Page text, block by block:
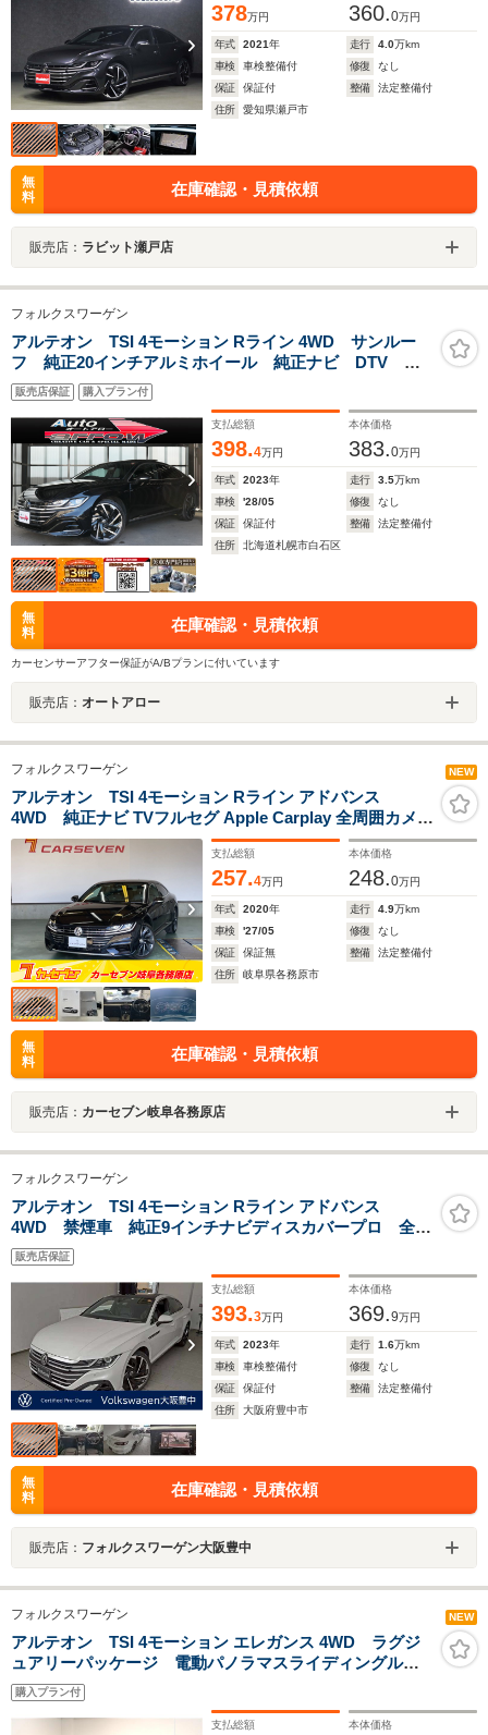
378万円 360.0万円
年式 2021年 走行 4.0万km
車検
車検整備付 修復
なし
保証
保証付 整備
法定整備付
住所
愛知県瀬戸市
無
料
在庫確認・見積依頼
販売店： ラビット瀬戸店
フォルクスワーゲン
アルテオン TSI 4モーション Rライン 4WD サンルー
フ 純正20インチアルミホイール 純正ナビ DTV
Bluetooth アップルカープレイ 全方位カメラ 純正前
後ドライブレコーダー ワイヤレス充電 ETC2.0 シート
ヒーター クルーズコントロール
販売店保証 購入プラン付
支払総額
398.4万円
本体価格
383.0万円
年式 2023年 走行 3.5万km
車検
'28/05 修復
なし
保証
保証付 整備
法定整備付
住所
北海道札幌市白石区
無
料
在庫確認・見積依頼
カーセンサーアフター保証がA/Bプランに付いています
販売店： オートアロー
フォルクスワーゲン NEW
アルテオン TSI 4モーション Rライン アドバンス
4WD 純正ナビ TVフルセグ Apple Carplay 全周囲カメラ
ブラインドスポットモニター ACC シートヒーター ディ
ナウディオスピーカー 純正20インチAW ETC2.0
支払総額
257.4万円
本体価格
248.0万円
年式 2020年 走行 4.9万km
車検
'27/05 修復
なし
保証
保証無 整備
法定整備付
住所
岐阜県各務原市
無
料
在庫確認・見積依頼
販売店： カーセブン岐阜各務原店
フォルクスワーゲン
アルテオン TSI 4モーション Rライン アドバンス
4WD 禁煙車 純正9インチナビディスカバープロ 全方
位カメラ アダブティブクルーズコントロール 黒本革
シート シートヒーター フロントアシスト トラベル
アシスト パノラマルーフ パワーバックドア
販売店保証
支払総額
393.3万円
本体価格
369.9万円
年式 2023年 走行 1.6万km
車検
車検整備付 修復
なし
保証
保証付 整備
法定整備付
住所
大阪府豊中市
無
料
在庫確認・見積依頼
販売店： フォルクスワーゲン大阪豊中
フォルクスワーゲン NEW
アルテオン TSI 4モーション エレガンス 4WD ラグジ
ュアリーパッケージ 電動パノラマスライディングルー
フ HarmanKardonサウンドシステム ナッパレザーシ
ート ヘッドアップディスプレイ ワイヤレス充電 ア
ラウンドビューカメラ ドラレコ ETC2.0
購入プラン付
支払総額 本体価格